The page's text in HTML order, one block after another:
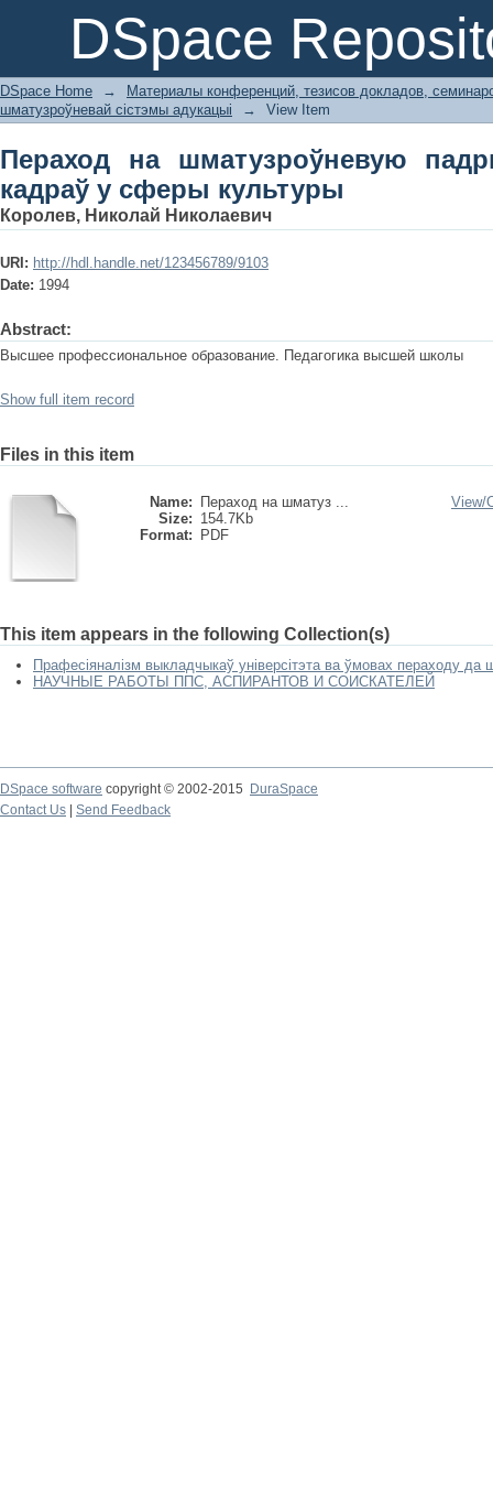
DSpace
Пераход на шматузроўневую
культуры
DSpace Home →
Материалы конференций, тезисов докладов,
шматузроўневай сістэмы адукацыі
→ View Item
Пераход на шматузроўневую
кадраў у сферы культуры
Королев, Николай Николаевич
URI: http://hdl.handle.net/123456789/9103
Date: 1994
Abstract:
Высшее профессиональное образование. Педагогика высшей школы
Show full item record
Files in this item
Name:
Пераход на шматуз ...
Size: 154.7Kb
Format:
PDF
View/
This item appears in the following Collection(s)
Прафесіяналізм выкладчыкаў універсітэта ва ўмовах пераходу да
НАУЧНЫЕ РАБОТЫ ППС, АСПИРАНТОВ И СОИСКАТЕЛЕЙ
DSpace software copyright © 2002-2015
DuraSpace
Contact Us
Send Feedback